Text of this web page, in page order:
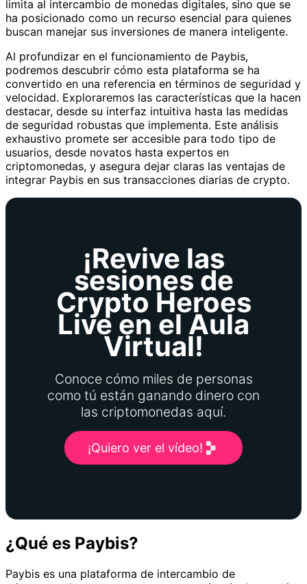
limita al intercambio de monedas digitales, sino que se
ha posicionado como un recurso esencial para quienes
buscan manejar sus inversiones de manera inteligente.
Al profundizar en el funcionamiento de Paybis,
podremos descubrir cómo esta plataforma se ha
convertido en una referencia en términos de seguridad y
velocidad. Exploraremos las características que la hacen
destacar, desde su interfaz intuitiva hasta las medidas
de seguridad robustas que implementa. Este análisis
exhaustivo promete ser accesible para todo tipo de
usuarios, desde novatos hasta expertos en
criptomonedas, y asegura dejar claras las ventajas de
integrar Paybis en sus transacciones diarias de crypto.
¡Revive las
sesiones de
Crypto Heroes
Live en el Aula
Virtual!
Conoce cómo miles de personas
como tú están ganando dinero con
las criptomonedas aquí.
¡Quiero ver el vídeo!
¿Qué es Paybis?
Paybis es una plataforma de intercambio de